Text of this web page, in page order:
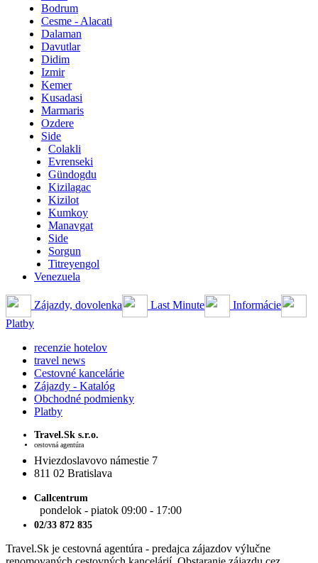
Bodrum
Cesme - Alacati
Dalaman
Davutlar
Didim
Izmir
Kemer
Kusadasi
Marmaris
Ozdere
Side
Colakli
Evrenseki
Gündogdu
Kizilagac
Kizilot
Kumkoy
Manavgat
Side
Sorgun
Titreyengol
Venezuela
Zájazdy, dovolenka Last Minute
Informácie
Platby
recenzie hotelov
travel news
Cestovné kancelárie
Zájazdy - Katalóg
Obchodné podmienky
Platby
Travel.Sk s.r.o.
cestovná agentúra
Hviezdoslavovo námestie 7
811 02 Bratislava
Callcentrum
pondelok - piatok 09:00 - 17:00
02/33 872 835
Travel.Sk je cestovná agentúra - predajca zájazdov výlučne